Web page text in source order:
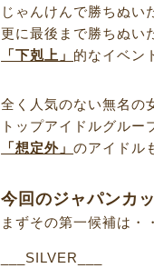
じゃんけんで勝ちぬい
更に最後まで勝ちぬい
「下剋上」 的なイベン
全く人気のない無名の
トップアイドルグルー
「想定外」のアイドル
今回のジャパンカ
まずその第一候補は・
___SILVER___